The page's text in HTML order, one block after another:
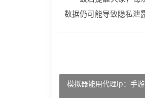
数据仍可能导致隐私泄
模拟器能用代理ip：手